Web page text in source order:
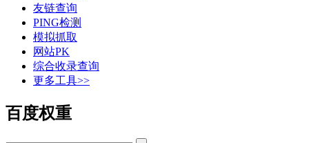
友链查询
PING检测
模拟抓取
网站PK
综合收录查询
更多工具>>
百度权重